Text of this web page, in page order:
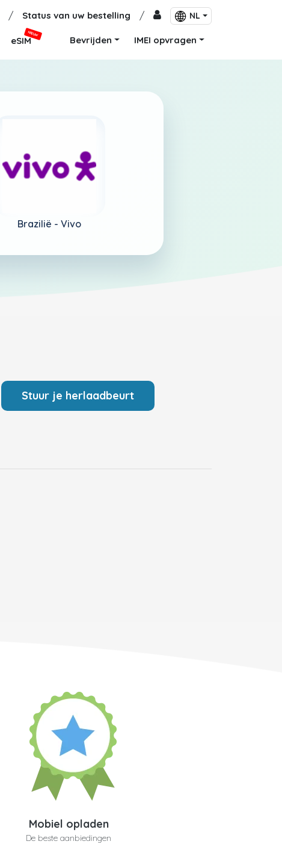
/ Status van uw bestelling / NL
eSIM
NIEUW
Bevrijden IMEI opvragen
Brazilië - Vivo
Stuur je herlaadbeurt
Mobiel opladen
De beste aanbiedingen